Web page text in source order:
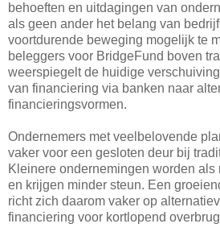
behoeften en uitdagingen van
als geen ander het belang van
voortdurende beweging mogelijk te
beleggers voor BridgeFund boven
weerspiegelt de huidige
van financiering via banken naar
financieringsvormen.
Ondernemers met veelbelovende
vaker voor een gesloten deur bij
Kleinere ondernemingen worden als
en krijgen minder steun. Een
richt zich daarom vaker op
financiering voor kortlopend